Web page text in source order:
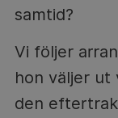
samtid?
Vi följer
hon väljer ut
den